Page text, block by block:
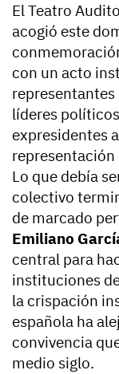
El Teatro
acogió este
con un acto
representantes
líderes
expresidentes
representación
Lo que debía
colectivo
de marcado
Emiliano
central para
instituciones
la crispación
española ha
convivencia
medio siglo.